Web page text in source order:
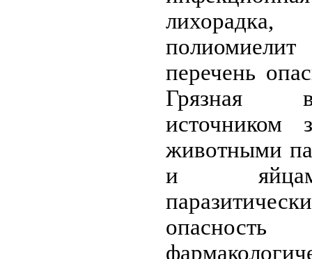
перечень
Грязная
источником
животными
и